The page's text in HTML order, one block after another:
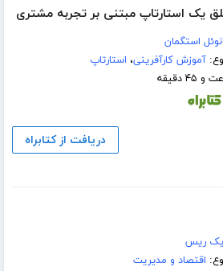
یک استارتاپ مبتنی بر تجربه مشتری
استگمان
آموزش کارآفرینی، استارتاپ
دریافت از کتابراه
ریس
اقتصاد و مدیریت